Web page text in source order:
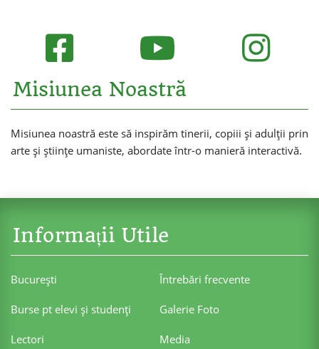
Misiunea Noastră
Misiunea noastră este să inspirăm tinerii, copiii și adulții prin
arte și științe umaniste, abordate într-o manieră interactivă.
Informații Utile
Bucureşti Întrebări frecvente
Burse pt elevi şi studenţi Galerie Foto
Lectori Media